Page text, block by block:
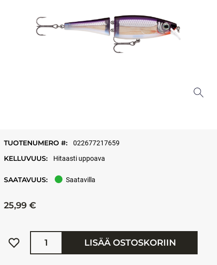
TUOTENUMERO #: 022677217659
KELLUVUUS: Hitaasti uppoava
SAATAVUUS: Saatavilla
25,99 €
Määrä
LISÄÄ OSTOSKORIIN